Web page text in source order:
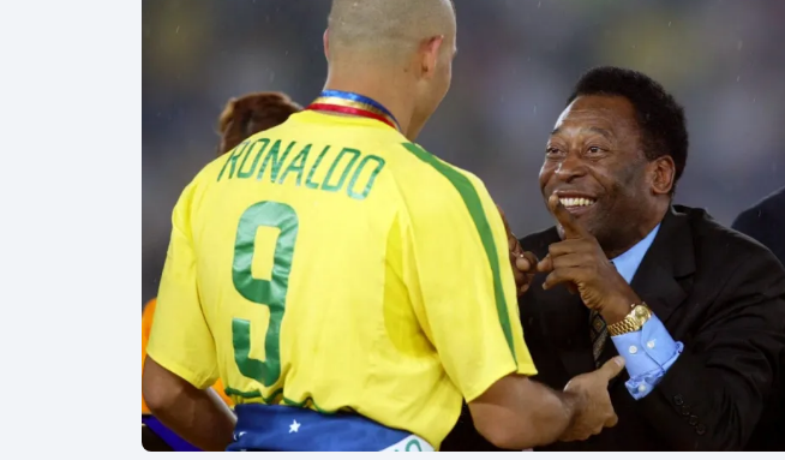
Curling
Dostihy
Florbal
Futsal
Golf
Gymnastika
Motorsport
Olympijské hry
Parasport
Plavání
Plážový volejbal